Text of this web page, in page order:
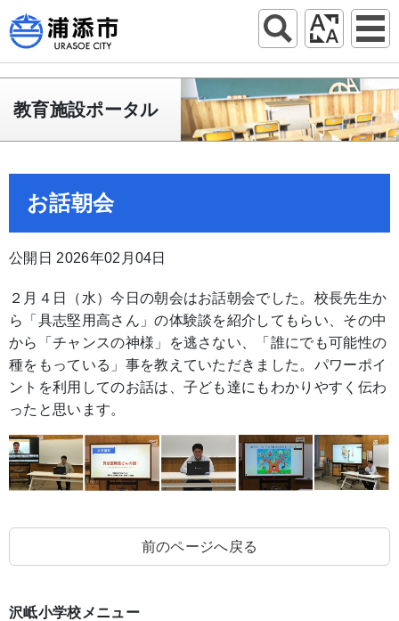
教育施設ポータル
お話朝会
公開日 2026年02月04日
２月４日（水）今日の朝会はお話朝会でした。校長先生か
ら「具志堅用高さん」の体験談を紹介してもらい、その中
から「チャンスの神様」を逃さない、「誰にでも可能性の
種をもっている」事を教えていただきました。パワーポイ
ントを利用してのお話は、子ども達にもわかりやすく伝わ
ったと思います。
前のページへ戻る
沢岻小学校メニュー